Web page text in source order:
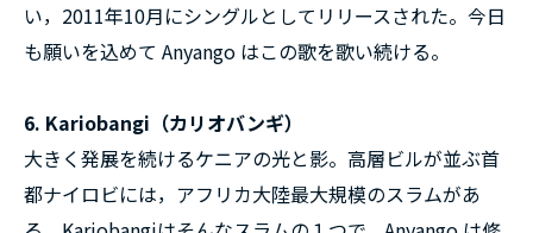
い，2011年10月にシングルとしてリリースされた。今日
も願いを込めて Anyango はこの歌を歌い続ける。
6. Kariobangi（カリオバンギ）
大きく発展を続けるケニアの光と影。高層ビルが並ぶ首
都ナイロビには，アフリカ大陸最大規模のスラムがあ